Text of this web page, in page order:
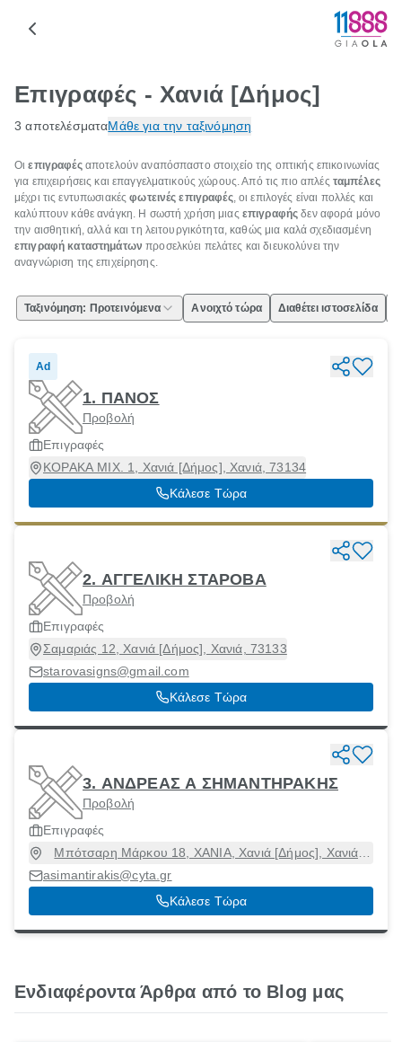
Επιγραφές - Χανιά [Δήμος]
3 αποτελέσματαΜάθε για την ταξινόμηση
Οιεπιγραφέςαποτελούν αναπόσπαστο στοιχείο της οπτικής επικοινωνίας
για επιχειρήσεις και επαγγελματικούς χώρους. Από τις πιο απλές ταμπέλες
μέχρι τις εντυπωσιακέςφωτεινές επιγραφές, οι επιλογές είναι πολλές και
καλύπτουν κάθε ανάγκη. Η σωστή χρήση μιας επιγραφής δεν αφορά μόνο
την αισθητική, αλλά και τη λειτουργικότητα, καθώς μια καλά σχεδιασμένη
επιγραφή καταστημάτων προσελκύει πελάτες και διευκολύνει την
αναγνώριση της επιχείρησης.
Ταξινόμηση: Προτεινόμενα Ανοιχτό τώρα Διαθέτει ιστοσελίδα
Ad
1. ΠΑΝΟΣ
Προβολή
Επιγραφές
ΚΟΡΑΚΑ ΜΙΧ. 1, Χανιά [Δήμος], Χανιά, 73134
Κάλεσε Τώρα
2. ΑΓΓΕΛΙΚΗ ΣΤΑΡΟΒΑ
Προβολή
Επιγραφές
Σαμαριάς 12, Χανιά [Δήμος], Χανιά, 73133
starovasigns@gmail.com
Κάλεσε Τώρα
3. ΑΝΔΡΕΑΣ Α ΣΗΜΑΝΤΗΡΑΚΗΣ
Προβολή
Επιγραφές
Μπότσαρη Μάρκου 18, ΧΑΝΙΑ, Χανιά [Δήμος], Χανιά,
asimantirakis@cyta.gr
Κάλεσε Τώρα
Ενδιαφέροντα Άρθρα από το Blog μας